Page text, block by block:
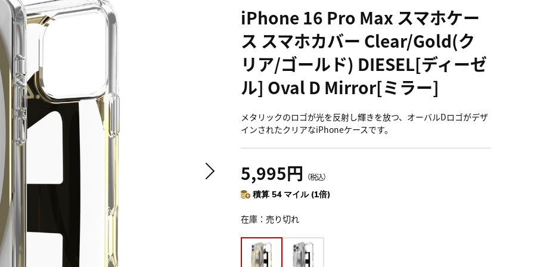
iPhone 16 Pro Max スマホケー
ス スマホカバー Clear/Gold(ク
リア/ゴールド) DIESEL[ディーゼ
ル] Oval D Mirror[ミラー]
メタリックのロゴが光を反射し輝きを放つ、オーバルDロゴがデザ
インされたクリアなiPhoneケースです。
5,995円 （税込）
積算 54 マイル (1倍)
在庫 売り切れ